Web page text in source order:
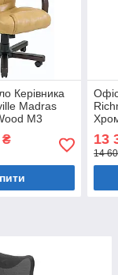
Керівника
Madras
М3
13
14